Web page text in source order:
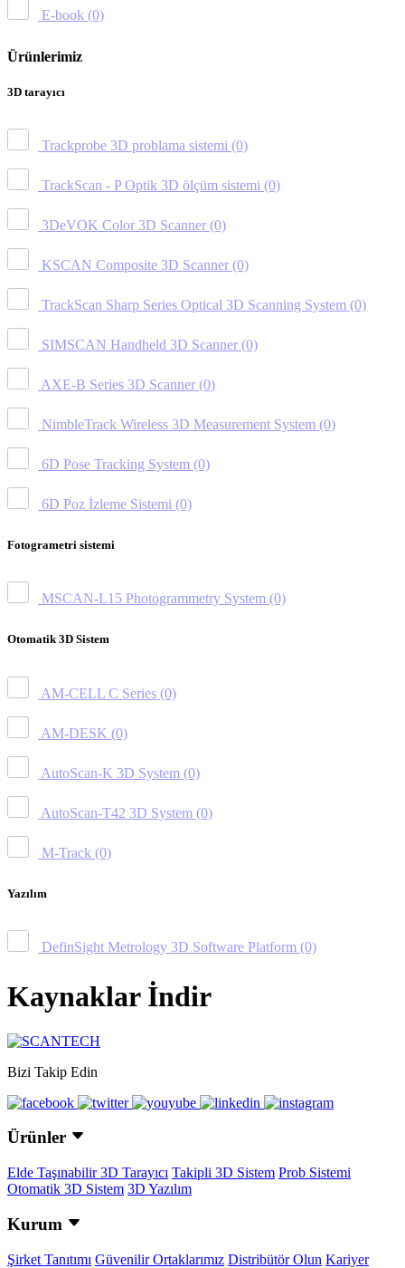
E-book (0)
Ürünlerimiz
3D tarayıcı
Trackprobe 3D problama sistemi (0)
TrackScan - P Optik 3D ölçüm sistemi (0)
3DeVOK Color 3D Scanner (0)
KSCAN Composite 3D Scanner (0)
TrackScan Sharp Series Optical 3D Scanning System (0)
SIMSCAN Handheld 3D Scanner (0)
AXE-B Series 3D Scanner (0)
NimbleTrack Wireless 3D Measurement System (0)
6D Pose Tracking System (0)
6D Poz İzleme Sistemi (0)
Fotogrametri sistemi
MSCAN-L15 Photogrammetry System (0)
Otomatik 3D Sistem
AM-CELL C Series (0)
AM-DESK (0)
AutoScan-K 3D System (0)
AutoScan-T42 3D System (0)
M-Track (0)
Yazılım
DefinSight Metrology 3D Software Platform (0)
Kaynaklar İndir
Bizi Takip Edin
Ürünler
Elde Taşınabilir 3D Tarayıcı Takipli 3D Sistem Prob Sistemi
Otomatik 3D Sistem 3D Yazılım
Kurum
Şirket Tanıtımı Güvenilir Ortaklarımız Distribütör Olun Kariyer